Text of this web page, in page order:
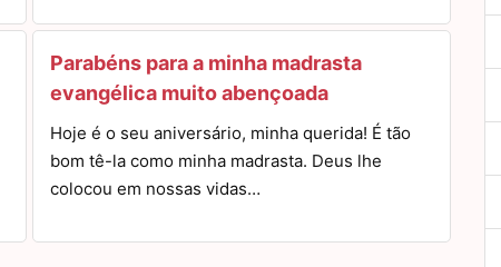
Parabéns para a minha madrasta
evangélica muito abençoada
Hoje é o seu aniversário, minha querida! É tão
bom tê-la como minha madrasta. Deus lhe
colocou em nossas vidas…